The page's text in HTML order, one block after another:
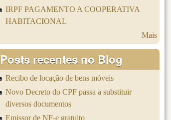
IRPF PAGAMENTO A COOPERATIVA
HABITACIONAL
Mais
Posts recentes no Blog
Recibo de locação de bens móveis
Novo Decreto do CPF passa a substituir
diversos documentos
Emissor de NF-e gratuito